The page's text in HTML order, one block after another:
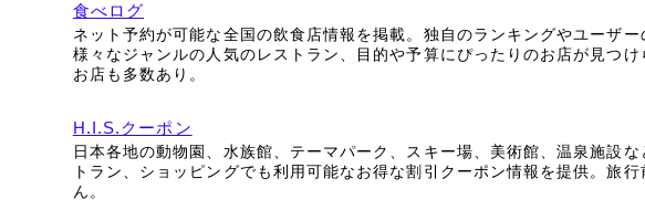
食べログ
ネット予約が可能な全国の飲食店情報を掲載。独自のランキングやユーザー
様々なジャンルの人気のレストラン、目的や予算にぴったりのお店が見つ
お店も多数あり。
H.I.S.クーポン
日本各地の動物園、水族館、テーマパーク、スキー場、美術館、温泉施設
トラン、ショッピングでも利用可能なお得な割引クーポン情報を提供。旅
ん。